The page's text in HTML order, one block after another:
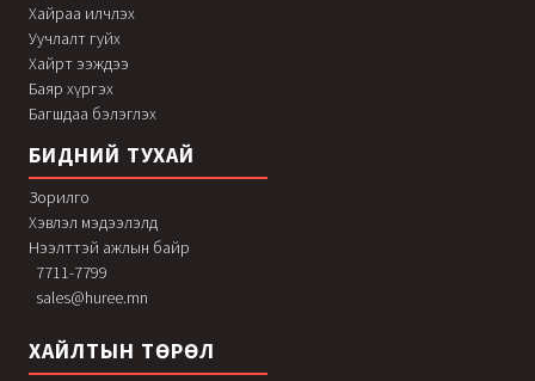
Хайраа илчлэх
Уучлалт гуйх
Хайрт ээждээ
Баяр хүргэх
Багшдаа бэлэглэх
БИДНИЙ ТУХАЙ
Зорилго
Хэвлэл мэдээлэлд
Нээлттэй ажлын байр
7711-7799
sales@huree.mn
ХАЙЛТЫН ТӨРӨЛ